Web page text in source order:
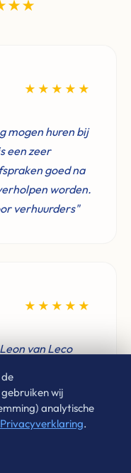
★★★★★
mogen huren bij
een zeer
goed na
worden.
verhuurders"
★★★★★
van Leco
neem gerust
wij
analytische
Privacyverklaring.